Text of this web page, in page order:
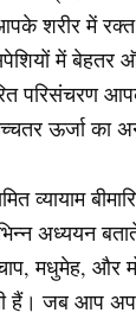
शरीर में रक्त
में बेहतर
परिसंचरण
ऊर्जा का
व्यायाम
अध्ययन बताते
मधुमेह, और
हैं। जब आप